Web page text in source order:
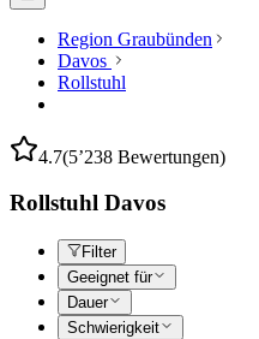
Region Graubünden
Davos
Rollstuhl
4.7(5’238 Bewertungen)
Rollstuhl Davos
Filter
Geeignet für
Dauer
Schwierigkeit